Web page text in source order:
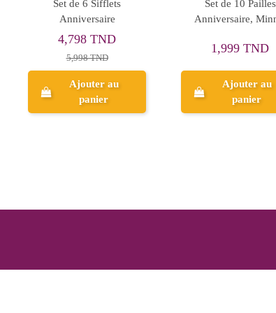
Lot De 6 Masques
Anniversaire, Masha Et
Michka
1,404 TND
Ajouter au
panier
Pack Anniversaire 35pc
Thème, Mickey
Ajouter au
panier